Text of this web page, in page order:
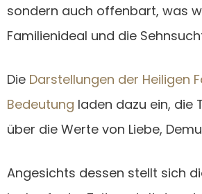
sondern auch offenbart, was
Familienideal und die
Die Darstellungen der Heiligen
Bedeutung laden dazu ein, die
über die Werte von Liebe,
Angesichts dessen stellt sich